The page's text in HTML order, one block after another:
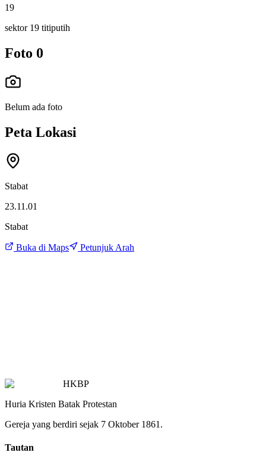
19
sektor 19 titiputih
Foto 0
Belum ada foto
Peta Lokasi
Stabat
23.11.01
Stabat
Buka di Maps Petunjuk Arah
HKBP
Huria Kristen Batak Protestan
Gereja yang berdiri sejak 7 Oktober 1861.
Tautan